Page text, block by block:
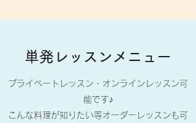
​単発レッスンメニュー
プライベートレッスン・オンラインレッスン可
能です♪
​こんな料理が知りたい等オーダーレッスンも可